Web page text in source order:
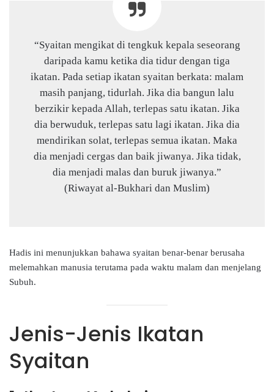
“Syaitan mengikat di tengkuk kepala seseorang
daripada kamu ketika dia tidur dengan tiga
ikatan. Pada setiap ikatan syaitan berkata: malam
masih panjang, tidurlah. Jika dia bangun lalu
berzikir kepada Allah, terlepas satu ikatan. Jika
dia berwuduk, terlepas satu lagi ikatan. Jika dia
mendirikan solat, terlepas semua ikatan. Maka
dia menjadi cergas dan baik jiwanya. Jika tidak,
dia menjadi malas dan buruk jiwanya.”
(Riwayat al-Bukhari dan Muslim)
Hadis ini menunjukkan bahawa syaitan benar-benar berusaha
melemahkan manusia terutama pada waktu malam dan menjelang
Subuh.
Jenis-Jenis Ikatan
Syaitan